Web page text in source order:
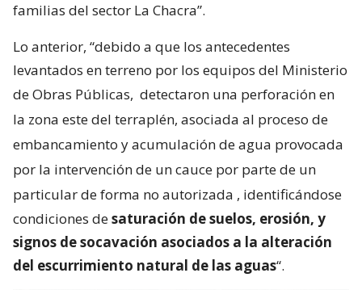
familias del sector La Chacra”.
Lo anterior, “debido a que los antecedentes
levantados en terreno por los equipos del Ministerio
de Obras Públicas, detectaron una perforación en
la zona este del terraplén, asociada al proceso de
embancamiento y acumulación de agua provocada
por la intervención de un cauce por parte de un
particular de forma no autorizada , identificándose
condiciones desaturación de suelos, erosión, y
signos de socavación asociados a la alteración
del escurrimiento natural de las aguas“.